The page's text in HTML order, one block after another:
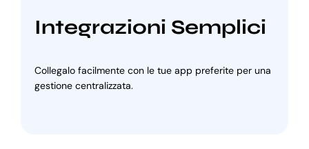
Integrazioni Semplici
Collegalo facilmente con le tue app preferite per una
gestione centralizzata.